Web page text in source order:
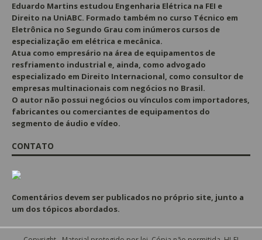
Eduardo Martins estudou Engenharia Elétrica na FEI e
Direito na UniABC. Formado também no curso Técnico em
Eletrônica no Segundo Grau com inúmeros cursos de
especialização em elétrica e mecânica.
Atua como empresário na área de equipamentos de
resfriamento industrial e, ainda, como advogado
especializado em Direito Internacional, como consultor de
empresas multinacionais com negócios no Brasil.
O autor não possui negócios ou vínculos com importadores,
fabricantes ou comerciantes de equipamentos do
segmento de áudio e vídeo.
CONTATO
Comentários devem ser publicados no próprio site, junto a
um dos tópicos abordados.